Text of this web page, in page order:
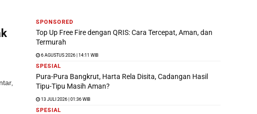
SPONSORED
Top Up Free Fire dengan QRIS: Cara Tercepat, Aman, dan
Termurah
6 AGUSTUS 2026 | 14:11 WIB
SPESIAL
Pura-Pura Bangkrut, Harta Rela Disita, Cadangan Hasil
Tipu-Tipu Masih Aman?
13 JULI 2026 | 01:36 WIB
SPESIAL